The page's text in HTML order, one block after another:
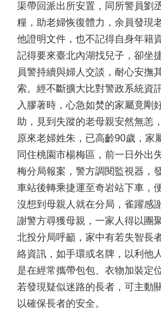
渠帶回派出所安置，同所警員劉
糧，助老婦恢復體力，余員發現
他證明文件，也不記得自身年籍
記得要來臺北內湖找兒子，卻坐
員警持續與婦人交談，耐心安撫
索。經不斷擴大比對警政系統資
入膠著時，心急如焚的家屬竟剛
助，見到失蹤的老母親安然無恙
原來老婦姓朱，已高齡90歲，家
同住桃園市楊梅區，前一日外出
梅分局報案，警方調閱監視器，
車站後轉乘捷運至奇岩站下車，
沒想到母親人就在分局，雀躍感
謝警方尋獲母親，一家人得以團聚
北投分局呼籲，家中有若失智長
絡資訊，如手環或名牌，以利他
是在經常攜帶包包、衣物加裝定
若發現疑似迷路的長者，可主動
以確保長者的安全。